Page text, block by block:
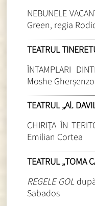
NEBUNELE
Green, regia
TEATRUL
ÎNTAMPLARI
Moshe
TEATRUL „Al.
CHIRIŢA ÎN
Emilian Cortea
TEATRUL „TOMA
REGELE GOL
Sabados